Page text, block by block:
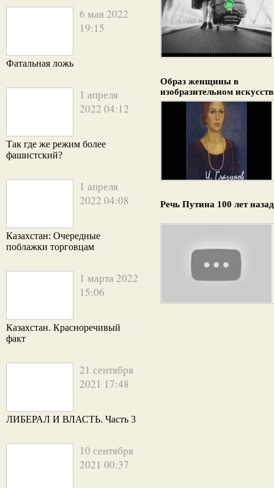
6 мая 2022
19:15
Фатальная ложь
1 апреля
2022 04:12
Так где же режим более
фашистский?
1 апреля
2022 04:08
Казахстан: Очередные
поблажки торговцам
1 марта 2022
15:06
Казахстан. Красноречивый
факт
21 сентября
2021 17:48
ЛИБЕРАЛ И ВЛАСТЬ. Часть 3
10 сентября
2021 00:37
Образ женщины в
изобразительном
Речь Путина 100 лет назад